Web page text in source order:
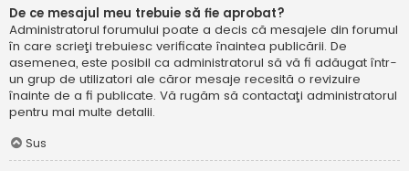
De ce mesajul meu trebuie să fie aprobat?
Administratorul forumului poate a decis că mesajele din forumul
în care scrieţi trebuiesc verificate înaintea publicării. De
asemenea, este posibil ca administratorul să vă fi adăugat într-
un grup de utilizatori ale căror mesaje recesită o revizuire
înainte de a fi publicate. Vă rugăm să contactaţi administratorul
pentru mai multe detalii.
Sus